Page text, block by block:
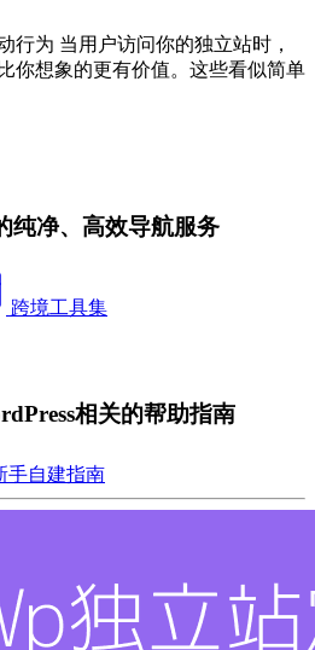
行为 当用户访问你的独立站时，
你想象的更有价值。这些看似简单
纯净、高效导航服务
跨境工具集
相关的帮助指南
手自建指南